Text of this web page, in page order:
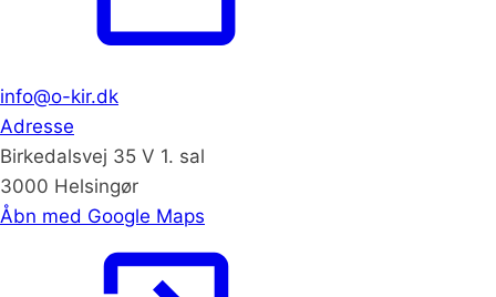
info@o-kir.dk
Adresse
Birkedalsvej 35 V 1. sal
3000 Helsingør
Åbn med Google Maps